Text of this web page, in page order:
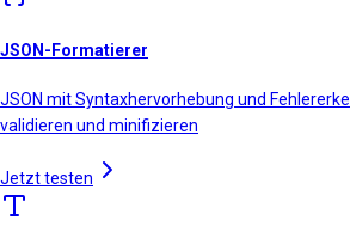
JSON-Formatierer
JSON mit Syntaxhervorhebung und
validieren und minifizieren
Jetzt testen